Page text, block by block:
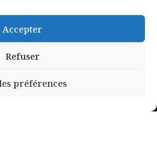
Accepter
Refuser
préférences